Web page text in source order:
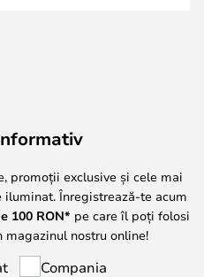
promoții exclusive și cele mai
Înregistrează-te acum
100 RON* pe care îl poți folosi
nostru online!
Compania